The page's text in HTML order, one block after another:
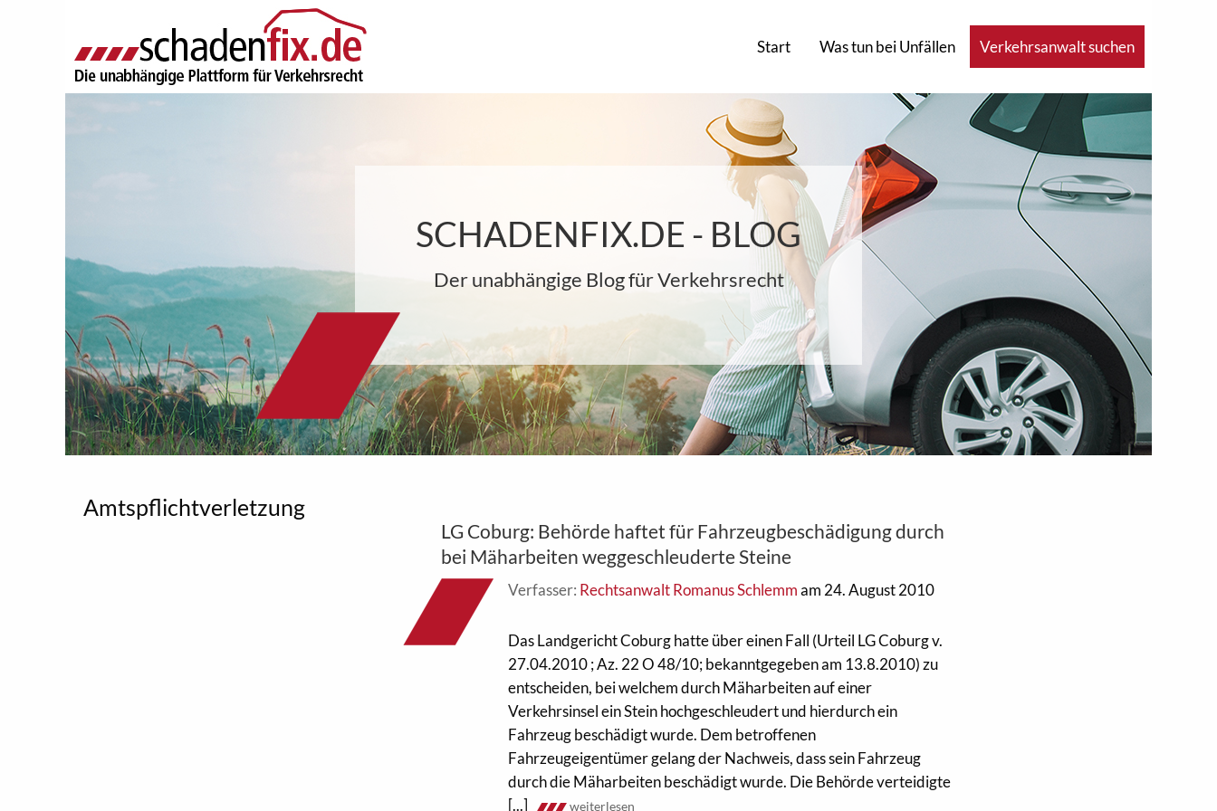
Start Was tun bei Unfällen Verkehrsanwalt suchen
SCHADENFIX.DE - BLOG
Der unabhängige Blog für Verkehrsrecht
Amtspflichtverletzung
LG Coburg: Behörde haftet für Fahrzeugbeschädigung durch
bei Mäharbeiten weggeschleuderte Steine
Verfasser: Rechtsanwalt Romanus Schlemmam 24. August 2010
Das Landgericht Coburg hatte über einen Fall (Urteil LG Coburg v.
27.04.2010 ; Az. 22 O 48/10; bekanntgegeben am 13.8.2010) zu
entscheiden, bei welchem durch Mäharbeiten auf einer
Verkehrsinsel ein Stein hochgeschleudert und hierdurch ein
Fahrzeug beschädigt wurde. Dem betroffenen
Fahrzeugeigentümer gelang der Nachweis, dass sein Fahrzeug
durch die Mäharbeiten beschädigt wurde. Die Behörde verteidigte
[...]
weiterlesen